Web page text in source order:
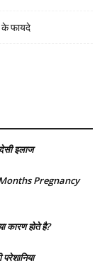
के फायदे
इलाज
Months Pregnancy
होते है?
परेशानिया